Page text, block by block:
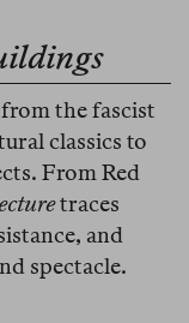
the fascist
classics to
From Red
traces
and
spectacle.